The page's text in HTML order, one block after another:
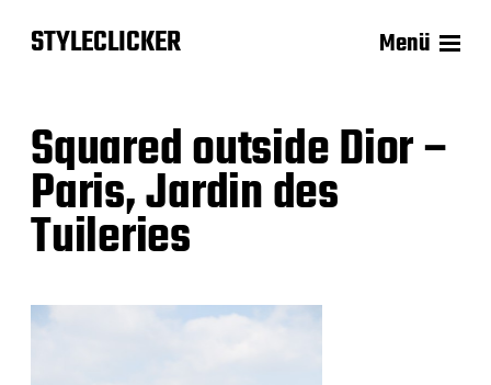
STYLECLICKER Menü
Squared outside Dior –
Paris, Jardin des
Tuileries